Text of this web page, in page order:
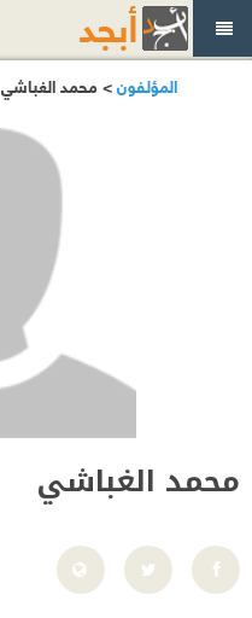
المؤلفون> محمد الغباشي
محمد الغباشي